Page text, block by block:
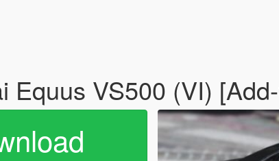
Equus VS500 (VI)